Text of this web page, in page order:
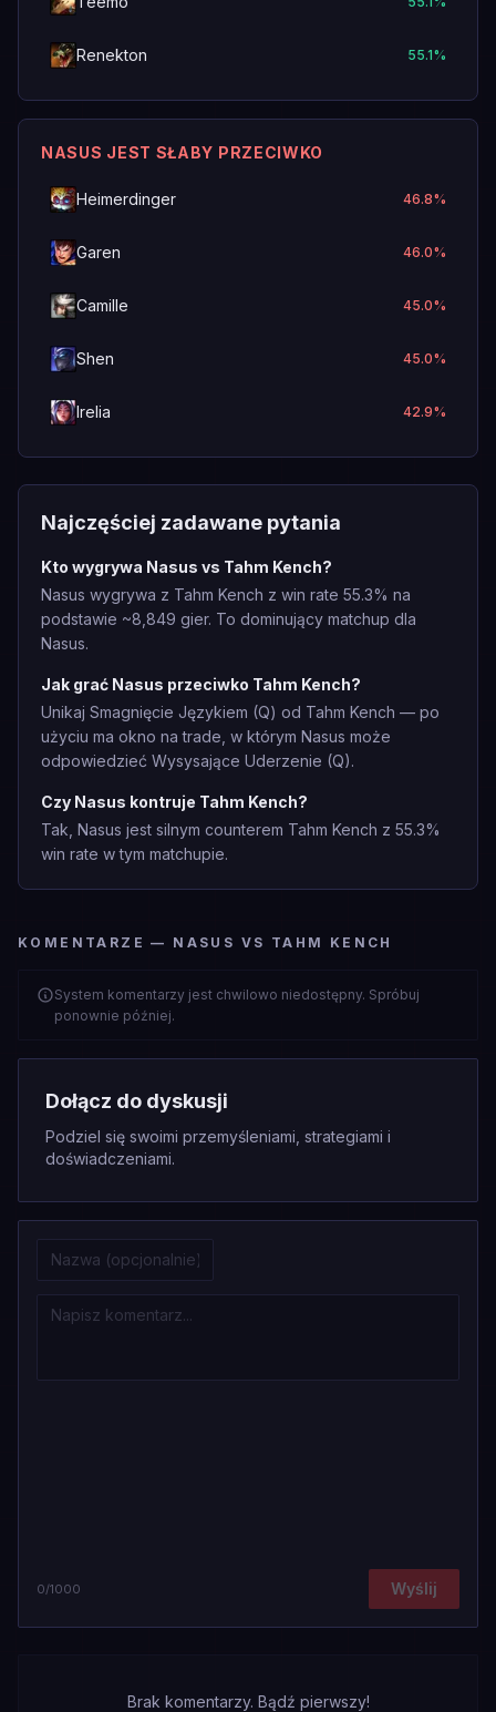
Renekton 55.1%
NASUS JEST SŁABY PRZECIWKO
Heimerdinger 46.8%
Garen 46.0%
Camille 45.0%
Shen 45.0%
Irelia 42.9%
Najczęściej zadawane pytania
Kto wygrywa Nasus vs Tahm Kench?
Nasus wygrywa z Tahm Kench z win rate 55.3% na
podstawie ~8,849 gier. To dominujący matchup dla
Nasus.
Jak grać Nasus przeciwko Tahm Kench?
Unikaj Smagnięcie Językiem (Q) od Tahm Kench — po
użyciu ma okno na trade, w którym Nasus może
odpowiedzieć Wysysające Uderzenie (Q).
Czy Nasus kontruje Tahm Kench?
Tak, Nasus jest silnym counterem Tahm Kench z 55.3%
win rate w tym matchupie.
KOMENTARZE — NASUS VS TAHM KENCH
System komentarzy jest chwilowo niedostępny. Spróbuj
ponownie później.
Dołącz do dyskusji
Podziel się swoimi przemyśleniami, strategiami i
doświadczeniami.
0/1000 Wyślij
Brak komentarzy. Bądź pierwszy!